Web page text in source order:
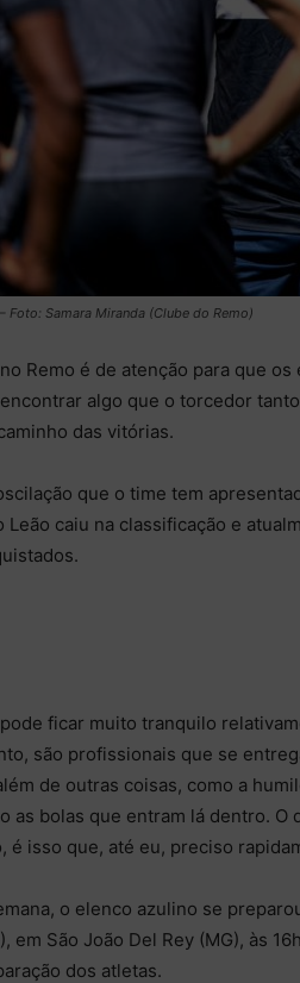
Foto: Samara Miranda (Clube do Remo)
Remo é de atenção para que
algo que o torcedor
das vitórias.
que o time tem
Leão caiu na classificação e
ficar muito tranquilo
são profissionais que se
de outras coisas, como a
as bolas que entram lá dentro.
é isso que, até eu, preciso
o elenco azulino se
em São João Del Rey (MG), às
dos atletas.